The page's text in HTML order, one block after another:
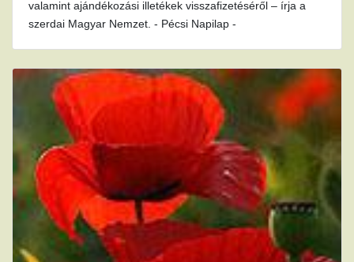
valamint ajándékozási illetékek visszafizetéséről – írja a
szerdai Magyar Nemzet. - Pécsi Napilap -